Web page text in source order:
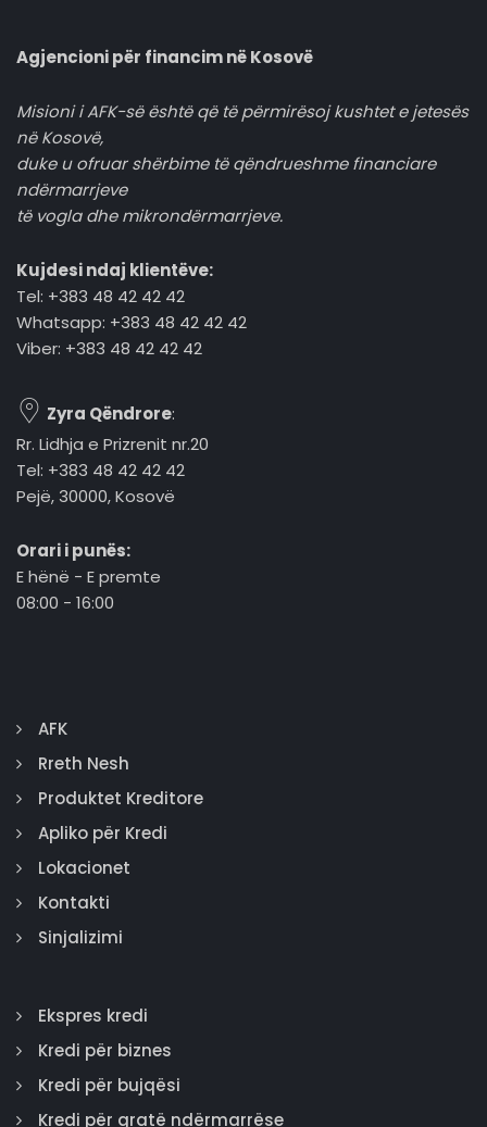
Agjencioni për financim në Kosovë
Misioni i AFK-së është që të përmirësoj kushtet e jetesës
në Kosovë,
duke u ofruar shërbime të qëndrueshme financiare
ndërmarrjeve
të vogla dhe mikrondërmarrjeve.
Kujdesi ndaj klientëve:
Tel: +383 48 42 42 42
Whatsapp: +383 48 42 42 42
Viber: +383 48 42 42 42
Zyra Qëndrore:
Rr. Lidhja e Prizrenit nr.20
Tel: +383 48 42 42 42
Pejë, 30000, Kosovë
Orari i punës:
E hënë - E premte
08:00 - 16:00
AFK
Rreth Nesh
Produktet Kreditore
Apliko për Kredi
Lokacionet
Kontakti
Sinjalizimi
Ekspres kredi
Kredi për biznes
Kredi për bujqësi
Kredi për gratë ndërmarrëse